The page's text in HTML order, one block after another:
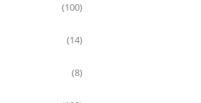
(100)
(14)
(8)